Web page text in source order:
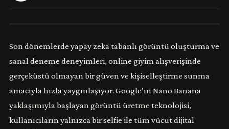
Son dönemlerde yapay zeka tabanlı görüntü oluşturma ve
sanal deneme deneyimleri, online giyim alışverişinde
gerçeküstü olmayan bir güven ve kişiselleştirme sunma
amacıyla hızla yaygınlaşıyor. Google’ın Nano Banana
yaklaşımıyla başlayan görüntü üretme teknolojisi,
kullanıcıların yalnızca bir selfie ile tüm vücut dijital